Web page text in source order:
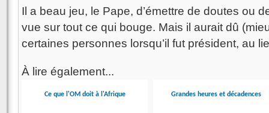
Il a beau jeu, le Pape, d’émettre de doutes ou
vue sur tout ce qui bouge. Mais il aurait dû
certaines personnes lorsqu’il fut président, au
À lire également...
Ce que l'OM doit à l'Afrique Grandes heures et décadences